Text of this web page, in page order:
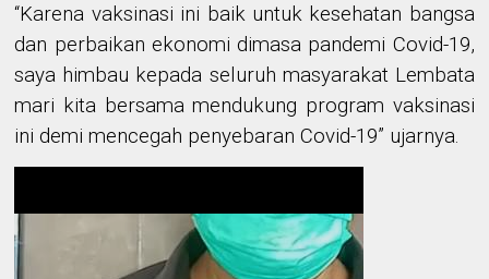
“Karena vaksinasi ini baik untuk kesehatan bangsa
dan perbaikan ekonomi dimasa pandemi Covid-19,
saya himbau kepada seluruh masyarakat Lembata
mari kita bersama mendukung program vaksinasi
ini demi mencegah penyebaran Covid-19” ujarnya.